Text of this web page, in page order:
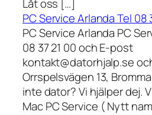
Låt oss […]
PC Service Arlanda Tel 08
PC Service Arlanda PC
08 37 21 00 och E-post
kontakt@datorhjalp.se
Orrspelsvägen 13,
inte dator? Vi hjälper dej.
Mac PC Service ( Nytt